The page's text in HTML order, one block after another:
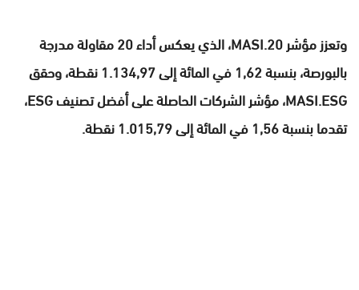
وتعزز مؤشر MASI.20، الذي يعكس أداء 20 مقاولة مدرجة
بالبورصة، بنسبة 1,62 في المائة إلى 1.134,97 نقطة، وحقق
MASI.ESG، مؤشر الشركات الحاصلة على أفضل تصنيف ESG،
تقدما بنسبة 1,56 في المائة إلى 1.015,79 نقطة.